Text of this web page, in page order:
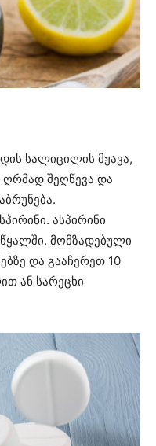
სალიცილის მჟავა,
შეღწევა და
ასპირინი
მომზადებული
და გააჩერეთ 10
ან სარეცხი